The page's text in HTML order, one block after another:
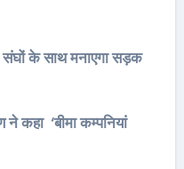
ने कहा ‘बीमा कम्पनियां